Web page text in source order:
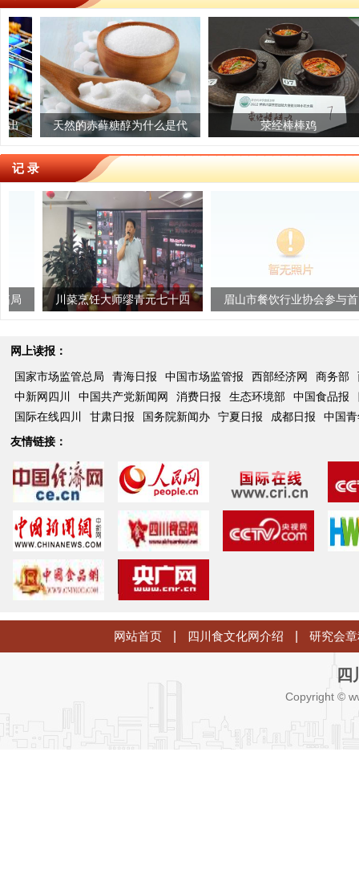
的赤藓糖醇为什么是代
荥经棒棒鸡
预制菜 安全记心上 爱媛冻橙
记 录
菜烹饪大师缪青元七十四
眉山市餐饮行业协会参与首
大山
网上读报：
国家市场监管总局
青海日报 中国市场监管报 西部经济网 商务部
中新网四川
中国共产党新闻网 消费日报 生态环境部 中国食品报
国际在线四川
甘肃日报 国务院新闻办 宁夏日报 成都日报
中国
友情链接：
网站首页 四川食文化网介绍 研究会
Copyright ©